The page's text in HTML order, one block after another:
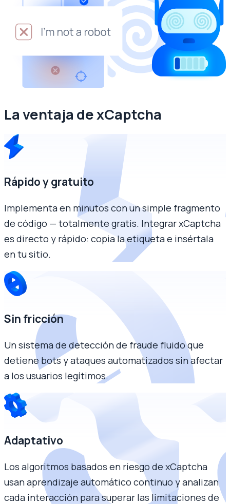
La ventaja de xCaptcha
Rápido y gratuito
Implementa en minutos con un simple fragmento
de código — totalmente gratis. Integrar xCaptcha
es directo y rápido: copia la etiqueta e insértala
en tu sitio.
Sin fricción
Un sistema de detección de fraude fluido que
detiene bots y ataques automatizados sin afectar
a los usuarios legítimos.
Adaptativo
Los algoritmos basados en riesgo de xCaptcha
usan aprendizaje automático continuo y analizan
cada interacción para superar las limitaciones de